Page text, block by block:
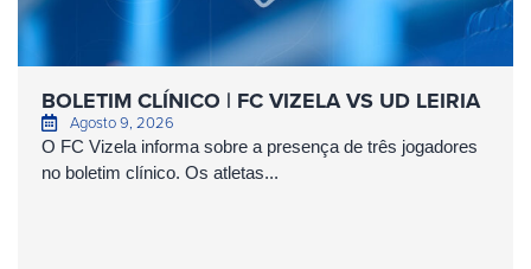
BOLETIM CLÍNICO | FC VIZELA VS UD LEIRIA
Agosto 9, 2026
O FC Vizela informa sobre a presença de três jogadores
no boletim clínico. Os atletas...